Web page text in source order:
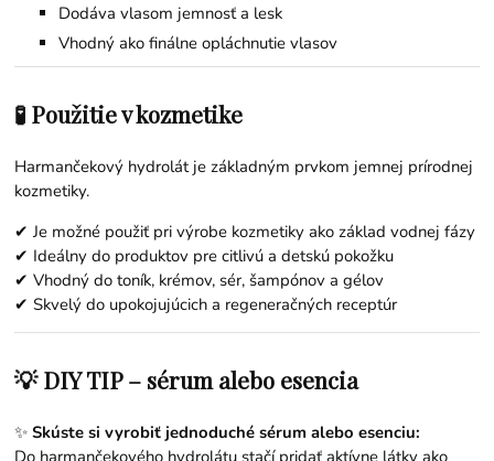
Dodáva vlasom jemnosť a lesk
Vhodný ako finálne opláchnutie vlasov
🧪 Použitie v kozmetike
Harmančekový hydrolát je základným prvkom jemnej prírodnej
kozmetiky.
✔ Je možné použiť pri výrobe kozmetiky ako základ vodnej fázy
✔ Ideálny do produktov pre citlivú a detskú pokožku
✔ Vhodný do toník, krémov, sér, šampónov a gélov
✔ Skvelý do upokojujúcich a regeneračných receptúr
💡 DIY TIP – sérum alebo esencia
✨Skúste si vyrobiť jednoduché sérum alebo esenciu: